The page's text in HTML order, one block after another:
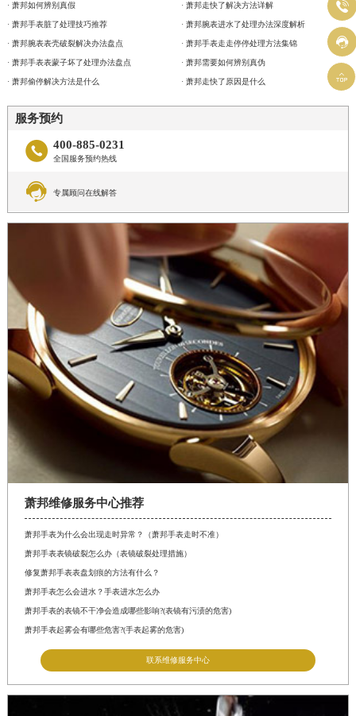
· 萧邦如何辨别真假
· 萧邦手表脏了处理技巧推荐
· 萧邦腕表表壳破裂解决办法盘点
· 萧邦手表表蒙子坏了处理办法盘点
· 萧邦偷停解决方法是什么
· 萧邦走快了解决方法详解
· 萧邦腕表进水了处理办法深度解析
· 萧邦手表走走停停处理方法集锦
· 萧邦需要如何辨别真伪
· 萧邦走快了原因是什么
服务预约
 400-885-0231
全国服务预约热线
 专属顾问在线解答
萧邦维修服务中心推荐
萧邦手表为什么会出现走时异常？（萧邦手表走时不准）
萧邦手表表镜破裂怎么办（表镜破裂处理措施）
修复萧邦手表表盘划痕的方法有什么？
萧邦手表怎么会进水？手表进水怎么办
萧邦手表的表镜不干净会造成哪些影响?(表镜有污渍的危害)
萧邦手表起雾会有哪些危害?(手表起雾的危害)
联系维修服务中心


